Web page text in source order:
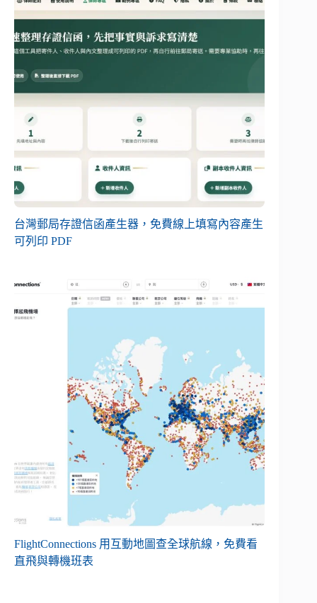
台灣郵局存證信函產生器，免費線上填寫內容產生
可列印 PDF
FlightConnections 用互動地圖查全球航線，免費看
直飛與轉機班表